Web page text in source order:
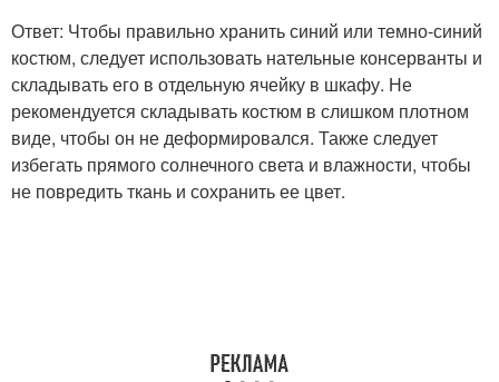
Ответ: Чтобы правильно хранить синий или темно-синий
костюм, следует использовать нательные консерванты и
складывать его в отдельную ячейку в шкафу. Не
рекомендуется складывать костюм в слишком плотном
виде, чтобы он не деформировался. Также следует
избегать прямого солнечного света и влажности, чтобы
не повредить ткань и сохранить ее цвет.